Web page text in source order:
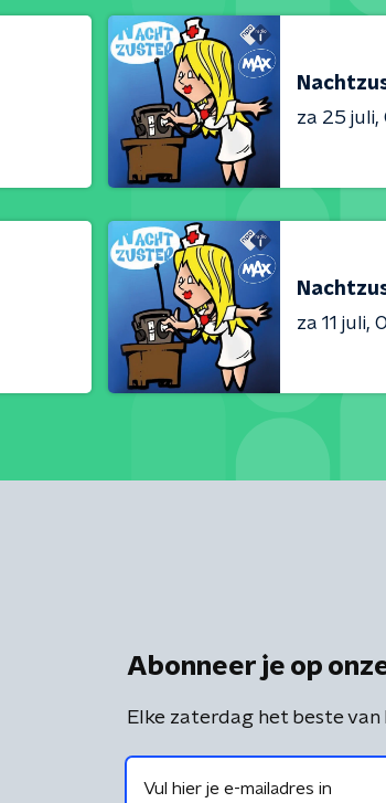
za 25 juli
za 11 juli
Abonneer je op
Elke zaterdag het beste van